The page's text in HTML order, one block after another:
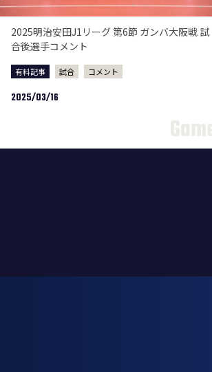
2025明治安田J1リーグ 第6節 ガンバ大阪戦 試
合後選手コメント
有料記事 試合 コメント
2025/03/16